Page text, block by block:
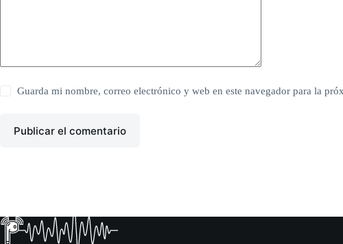
Guarda mi nombre, correo electrónico y web en este navegador para la
Publicar el comentario